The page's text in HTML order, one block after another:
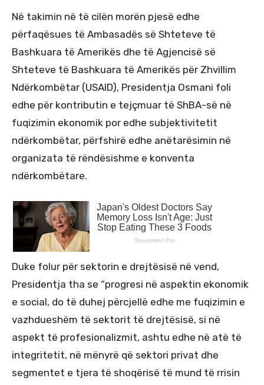
Në takimin në të cilën morën pjesë edhe
përfaqësues të Ambasadës së Shteteve të
Bashkuara të Amerikës dhe të Agjencisë së
Shteteve të Bashkuara të Amerikës për Zhvillim
Ndërkombëtar (USAID), Presidentja Osmani foli
edhe për kontributin e tejçmuar të ShBA-së në
fuqizimin ekonomik por edhe subjektivitetit
ndërkombëtar, përfshirë edhe anëtarësimin në
organizata të rëndësishme e konventa
ndërkombëtare.
Duke folur për sektorin e drejtësisë në vend,
Presidentja tha se “progresi në aspektin ekonomik
e social, do të duhej përcjellë edhe me fuqizimin e
vazhdueshëm të sektorit të drejtësisë, si në
aspekt të profesionalizmit, ashtu edhe në atë të
integritetit, në mënyrë që sektori privat dhe
segmentet e tjera të shoqërisë të mund të rrisin